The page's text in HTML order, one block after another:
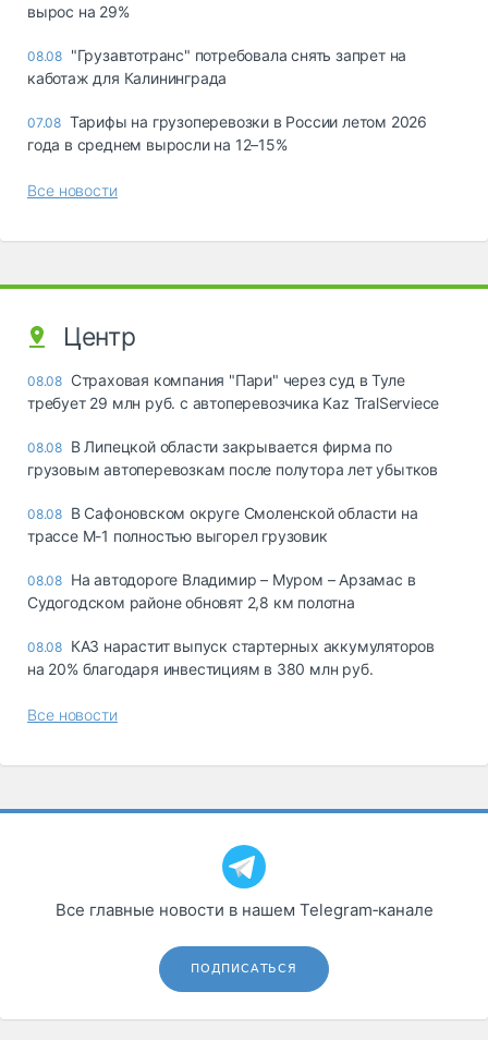
вырос на 29%
08.08 "Грузавтотранс" потребовала снять запрет на
каботаж для Калининграда
07.08 Тарифы на грузоперевозки в России летом 2026
года в среднем выросли на 12–15%
Все новости
Центр
08.08 Страховая компания "Пари" через суд в Туле
требует 29 млн руб. с автоперевозчика Kaz TralServiece
08.08 В Липецкой области закрывается фирма по
грузовым автоперевозкам после полутора лет убытков
08.08 В Сафоновском округе Смоленской области на
трассе М-1 полностью выгорел грузовик
08.08 На автодороге Владимир – Муром – Арзамас в
Судогодском районе обновят 2,8 км полотна
08.08 КАЗ нарастит выпуск стартерных аккумуляторов
на 20% благодаря инвестициям в 380 млн руб.
Все новости
Все главные новости в нашем Telegram‑канале
ПОДПИСАТЬСЯ